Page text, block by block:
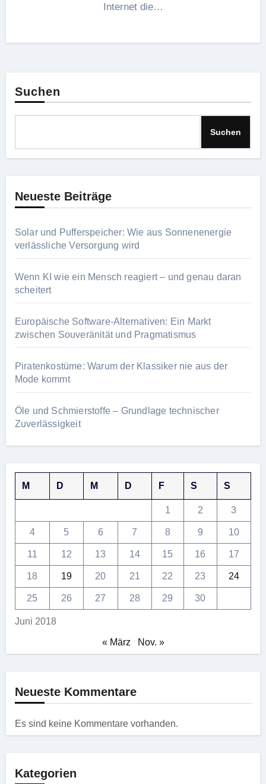
Internet die…
Suchen
Suchen
Neueste Beiträge
Solar und Pufferspeicher: Wie aus Sonnenenergie
verlässliche Versorgung wird
Wenn KI wie ein Mensch reagiert – und genau daran
scheitert
Europäische Software-Alternativen: Ein Markt
zwischen Souveränität und Pragmatismus
Piratenkostüme: Warum der Klassiker nie aus der
Mode kommt
Öle und Schmierstoffe – Grundlage technischer
Zuverlässigkeit
Juni 2018
M D M D F S S
1 2 3
4 5 6 7 8 9 10
11 12 13 14 15 16 17
18 19 20 21 22 23 24
25 26 27 28 29 30
« März Nov. »
Neueste Kommentare
Es sind keine Kommentare vorhanden.
Kategorien